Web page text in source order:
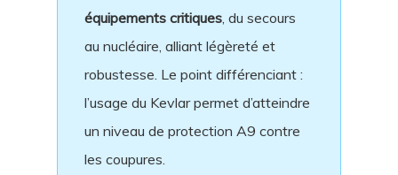
équipements critiques, du secours
au nucléaire, alliant légèreté et
robustesse. Le point différenciant :
l’usage du Kevlar permet d’atteindre
un niveau de protection A9 contre
les coupures.